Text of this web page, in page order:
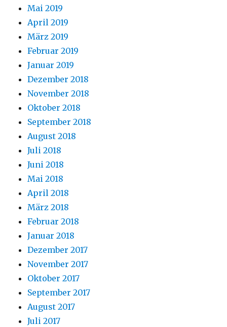
Mai 2019
April 2019
März 2019
Februar 2019
Januar 2019
Dezember 2018
November 2018
Oktober 2018
September 2018
August 2018
Juli 2018
Juni 2018
Mai 2018
April 2018
März 2018
Februar 2018
Januar 2018
Dezember 2017
November 2017
Oktober 2017
September 2017
August 2017
Juli 2017